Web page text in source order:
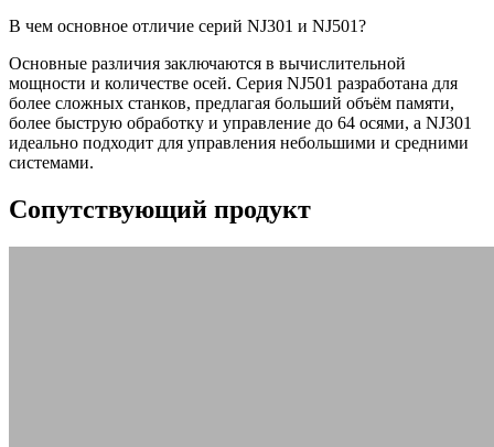
В чем основное отличие серий NJ301 и NJ501?
Основные различия заключаются в вычислительной
мощности и количестве осей. Серия NJ501 разработана для
более сложных станков, предлагая больший объём памяти,
более быструю обработку и управление до 64 осями, а NJ301
идеально подходит для управления небольшими и средними
системами.
Сопутствующий продукт